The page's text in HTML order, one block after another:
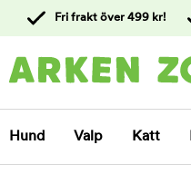
kundtjänst
Fri frakt över 499 kr!
Hund Valp Katt